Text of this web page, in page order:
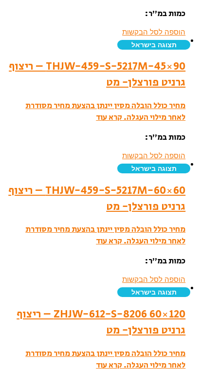
כמות במ”ר:
הוספה לסל הבקשות
תצוגה בישראל
THJW-459-S-5217M-45×90 – ריצוף
גרניט פורצלן- מט
מחיר כולל הובלה מסין יינתן בהצעת מחיר מסודרת
לאחר מילוי העגלה.קרא עוד
כמות במ”ר:
הוספה לסל הבקשות
תצוגה בישראל
THJW-459-S-5217M-60×60 – ריצוף
גרניט פורצלן- מט
מחיר כולל הובלה מסין יינתן בהצעת מחיר מסודרת
לאחר מילוי העגלה.קרא עוד
כמות במ”ר:
הוספה לסל הבקשות
תצוגה בישראל
ZHJW-612-S-8206 60×120 – ריצוף
גרניט פורצלן- מט
מחיר כולל הובלה מסין יינתן בהצעת מחיר מסודרת
לאחר מילוי העגלה. קרא עוד